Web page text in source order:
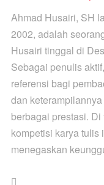
Ahmad Husairi, SH
2002, adalah
Husairi tinggal di
Sebagai penulis
referensi bagi
dan
berbagai prestasi.
kompetisi karya tulis
menegaskan